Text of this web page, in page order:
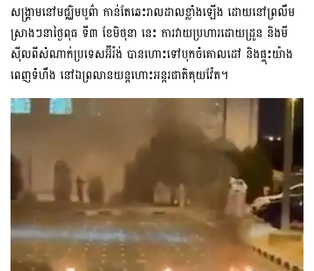
សង្គ្រាមនៅមជ្ឈិមបូព៌ា កាន់តែឆេះរាលដាលខ្លាំងឡើង ដោយនៅព្រលឹម
ស្រាងៗ​នា​ថ្ងៃពុធ ទី​៣ ខែ​មិថុនា នេះ ការវាយប្រហារដោយដ្រូន និងមី
ស៊ីលពីសំណាក់ប្រទេសអ៊ីរ៉ង់ បានហោះទៅបុកចំគោលដៅ និងផ្ទុះយ៉ាង
ពេញទំហឹង នៅឯព្រលានយន្តហោះអន្តរជាតិគុយវ៉ែត។